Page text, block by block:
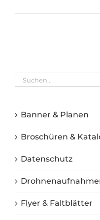
Banner & Planen
Broschüren &
Datenschutz
Flyer & Faltblätter